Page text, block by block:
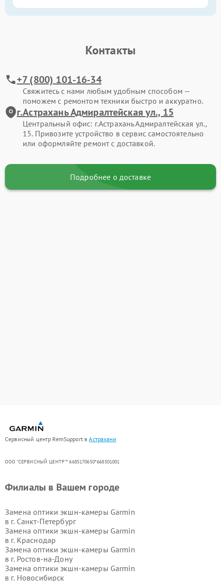
Контакты
+7 (800) 101-16-34
Свяжитесь с нами любым удобным способом —
поможем с ремонтом техники быстро и аккуратно.
г.Астрахань Адмиралтейская ул., 15
Центральный офис: г.Астрахань Адмиралтейская ул.,
15. Привозите устройство в сервис самостоятельно
или оформляйте ремонт с доставкой.
Подробнее о доставке
Сервисный центр RemSupport вАстрахани
ООО "СЕРВИСНЫЙ ЦЕНТР"* 6685170650*668501001
Филиалы в Вашем городе
Замена оптики экшн-камеры Garmin
в г. Санкт-Петербург
Замена оптики экшн-камеры Garmin
в г. Краснодар
Замена оптики экшн-камеры Garmin
в г. Ростов-на-Дону
Замена оптики экшн-камеры Garmin
в г. Новосибирск